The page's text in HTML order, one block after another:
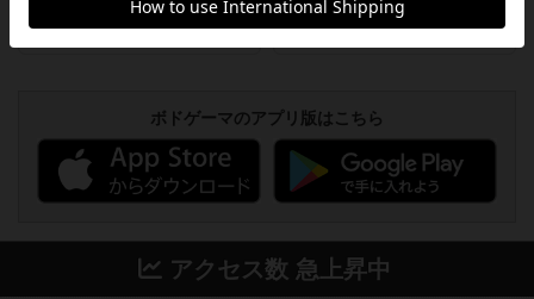
クレメンス・フランツ クリス・キリアムス
ボドゲーマのアプリ版はこちら
アクセス数 急上昇中